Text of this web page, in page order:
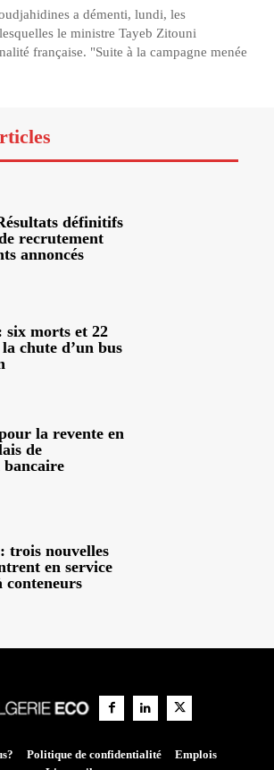
a démenti, lundi, les
le ministre Tayeb Zitouni
française. "Suite à la campagne menée
définitifs
recrutement
annoncés
six morts et 22
la chute d’un bus
la revente en
de
trois nouvelles
en service
conteneurs
Politique de confidentialité
Emplois